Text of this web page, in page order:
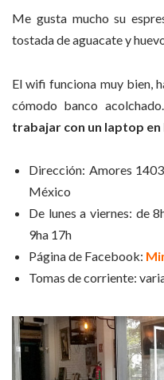
Me gusta mucho su
tostada de aguacate y
El wifi funciona muy bien,
cómodo banco
trabajar con un laptop en
Dirección: Amores
México
De lunes a viernes: de
9ha 17h
Página de Facebook:
Tomas de corriente: